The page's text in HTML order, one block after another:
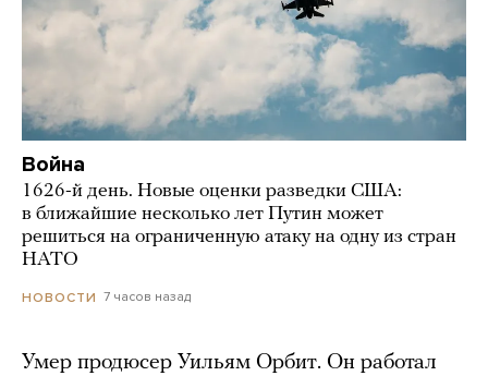
Война
1626-й день. Новые оценки разведки США:
в ближайшие несколько лет Путин может
решиться на ограниченную атаку на одну из стран
НАТО
НОВОСТИ 7 часов назад
Умер продюсер Уильям Орбит. Он работал